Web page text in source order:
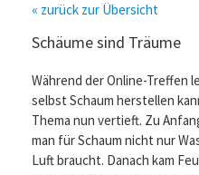
« zurück zur Übersicht
Schäume sind Träume
Während der Online-Treffen
selbst Schaum herstellen
Thema nun vertieft. Zu
man für Schaum nicht nur
Luft braucht. Danach kam